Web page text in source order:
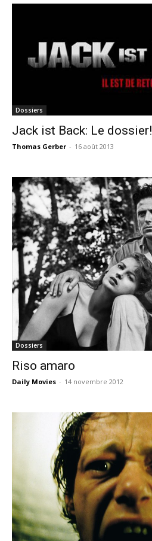
Dossiers
Jack ist Back: Le dossier!
Thomas Gerber - 16 août 2013
Dossiers
Riso amaro
Daily Movies - 14 novembre 2012